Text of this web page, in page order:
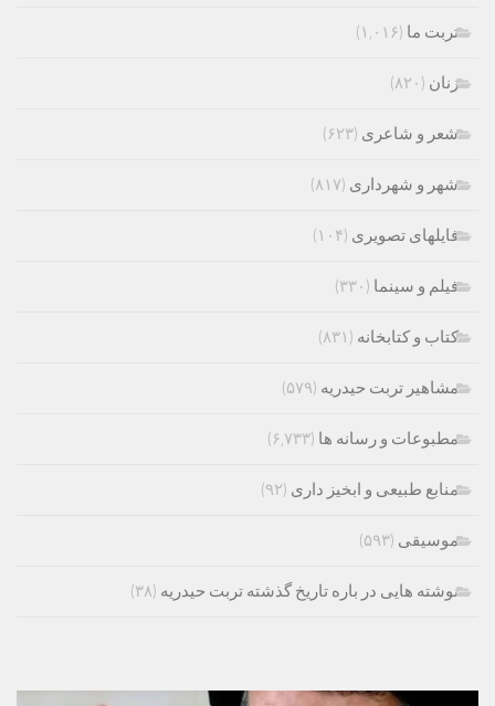
تربت ما (۱,۰۱۶)
زنان (۸۲۰)
شعر و شاعری (۶۲۳)
شهر و شهرداری (۸۱۷)
فایلهای تصویری (۱۰۴)
فیلم و سینما (۳۳۰)
کتاب و کتابخانه (۸۳۱)
مشاهیر تربت حیدریه (۵۷۹)
مطبوعات و رسانه ها (۶,۷۳۳)
منابع طبیعی و ابخیز داری (۹۲)
موسیقی (۵۹۳)
نوشته هایی در باره تاریخ گذشته تربت حیدریه (۳۸)